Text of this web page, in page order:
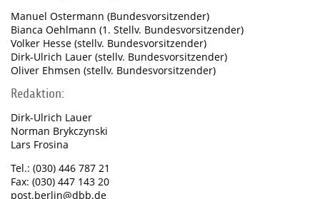
Manuel Ostermann (Bundesvorsitzender)
Bianca Oehlmann (1. Stellv. Bundesvorsitzender)
Volker Hesse (stellv. Bundesvorsitzender)
Dirk-Ulrich Lauer (stellv. Bundesvorsitzender)
Oliver Ehmsen (stellv. Bundesvorsitzender)
Redaktion:
Dirk-Ulrich Lauer
Norman Brykczynski
Lars Frosina
Tel.: (030) 446 787 21
Fax: (030) 447 143 20
post.berlin@dbb.de